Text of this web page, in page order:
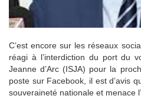
C’est encore sur les réseaux
réagi à l’interdiction du port du
Jeanne d’Arc (ISJA) pour la
poste sur Facebook, il est d’avis
souveraineté nationale et menace